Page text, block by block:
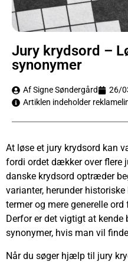
Jury krydsord –
synonymer
Af Signe Søndergård 26/
Artiklen indeholder
At løse et jury krydsord kan
fordi ordet dækker over flere
danske krydsord optræder
varianter, herunder
termer og mere generelle
Derfor er det vigtigt at
synonymer, hvis man vil
Når du søger hjælp til jury